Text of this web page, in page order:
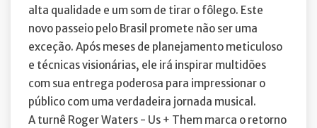
alta qualidade e um som de tirar o fôlego. Este
novo passeio pelo Brasil promete não ser uma
exceção. Após meses de planejamento meticuloso
e técnicas visionárias, ele irá inspirar multidões
com sua entrega poderosa para impressionar o
público com uma verdadeira jornada musical.
A turnê Roger Waters - Us + Them marca o retorno